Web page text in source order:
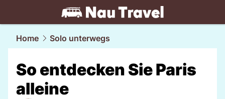
travel.NAU.ch
Home Solo unterwegs
So entdecken Sie Paris
alleine